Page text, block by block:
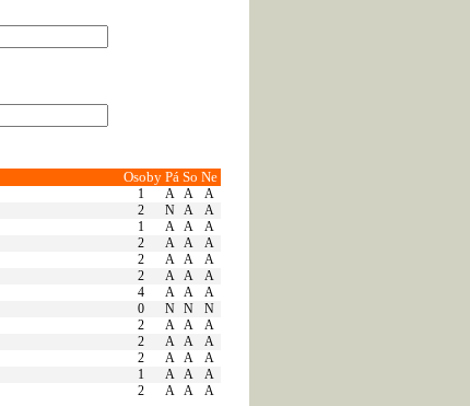
OsobyPáSo Ne
1 A A
A
2 N A
A
1 A A
A
2 A A
A
2 A A
A
2 A A
A
4 A A
A
0 N N
N
2 A A
A
2 A A
A
2 A A
A
1 A A
A
2 A A A